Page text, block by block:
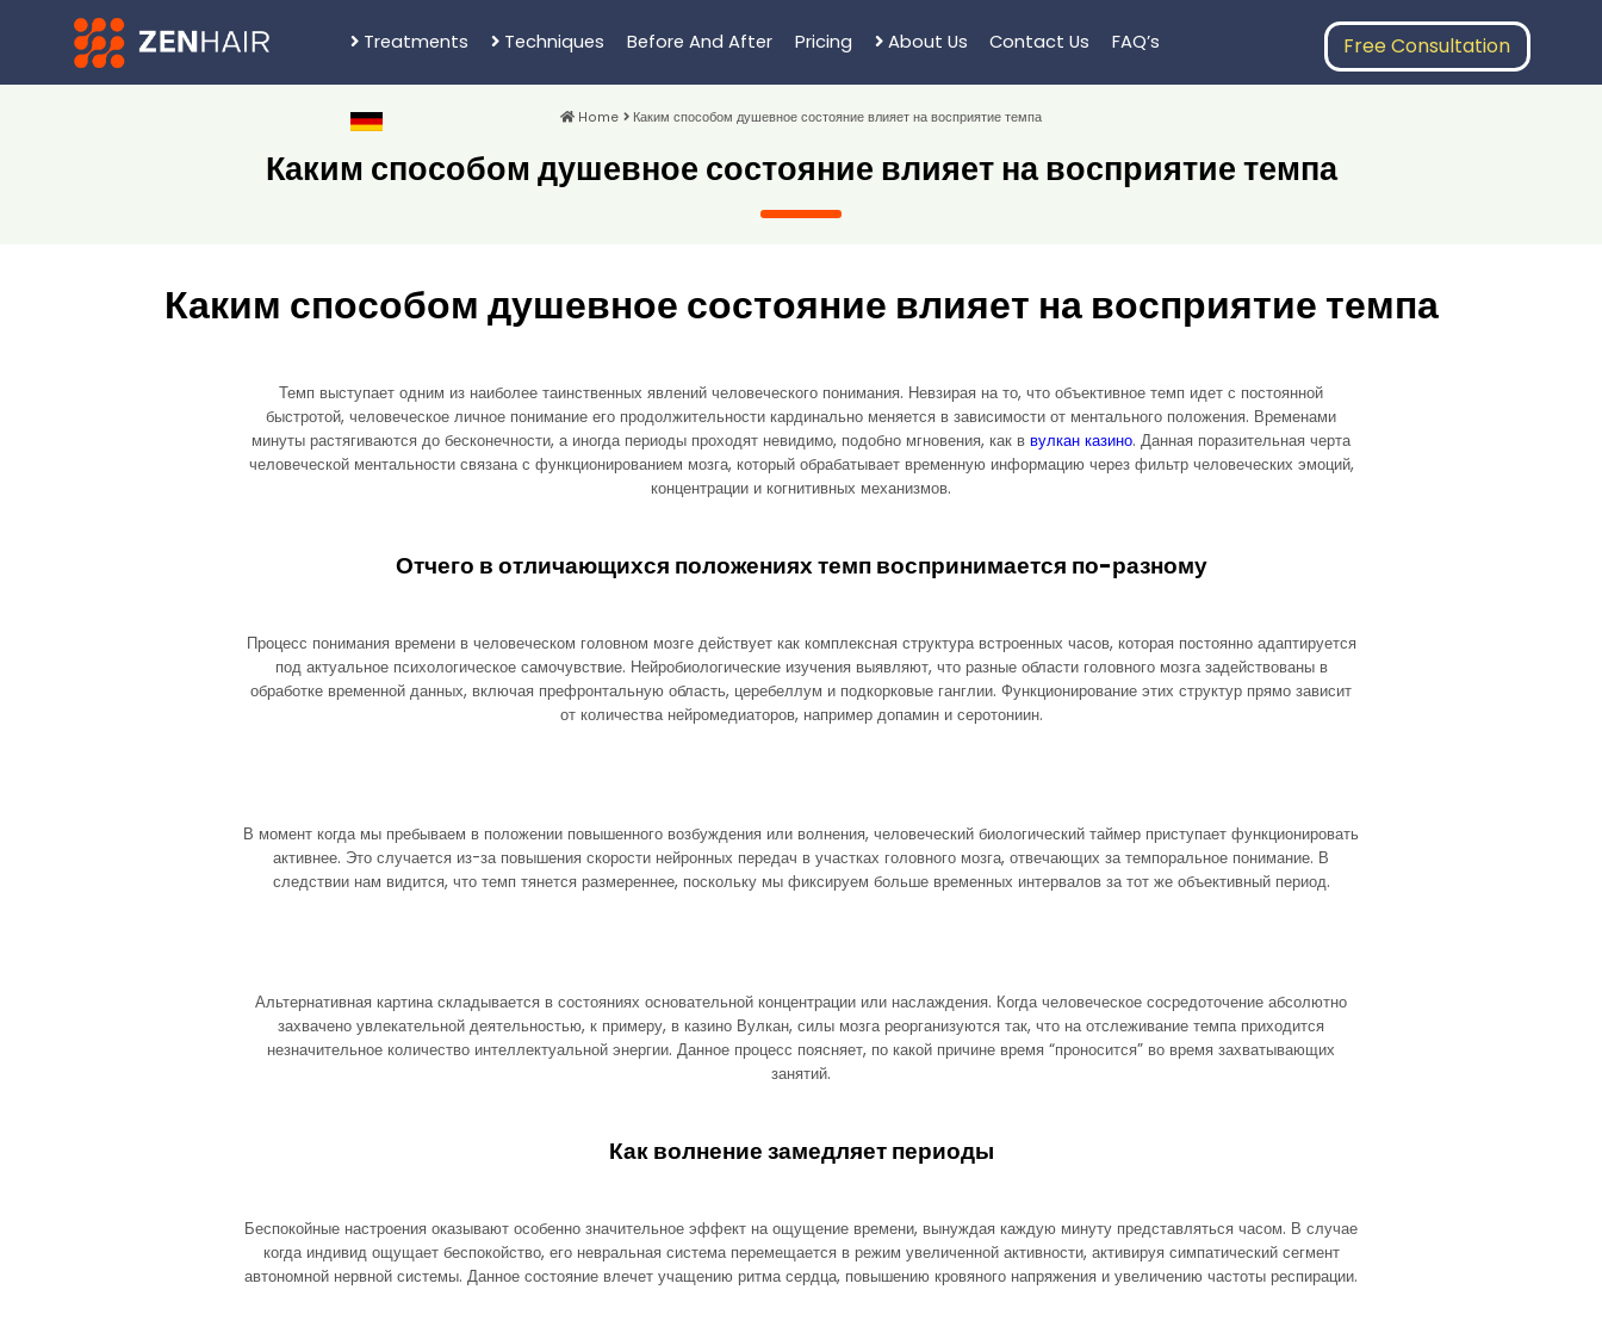
Treatments Techniques Before And After Pricing About Us Contact Us FAQ’s Free Consultation
Home Каким способом душевное состояние влияет на восприятие темпа
Каким способом душевное состояние влияет на восприятие темпа
Каким способом душевное состояние влияет на восприятие темпа
Темп выступает одним из наиболее таинственных явлений человеческого понимания. Невзирая на то, что объективное темп идет с постоянной
быстротой, человеческое личное понимание его продолжительности кардинально меняется в зависимости от ментального положения. Временами
минуты растягиваются до бесконечности, а иногда периоды проходят невидимо, подобно мгновения, как в вулкан казино. Данная поразительная черта
человеческой ментальности связана с функционированием мозга, который обрабатывает временную информацию через фильтр человеческих эмоций,
концентрации и когнитивных механизмов.
Отчего в отличающихся положениях темп воспринимается по-разному
Процесс понимания времени в человеческом головном мозге действует как комплексная структура встроенных часов, которая постоянно адаптируется
под актуальное психологическое самочувствие. Нейробиологические изучения выявляют, что разные области головного мозга задействованы в
обработке временной данных, включая префронтальную область, церебеллум и подкорковые ганглии. Функционирование этих структур прямо зависит
от количества нейромедиаторов, например допамин и серотониин.
В момент когда мы пребываем в положении повышенного возбуждения или волнения, человеческий биологический таймер приступает функционировать
активнее. Это случается из-за повышения скорости нейронных передач в участках головного мозга, отвечающих за темпоральное понимание. В
следствии нам видится, что темп тянется размереннее, поскольку мы фиксируем больше временных интервалов за тот же объективный период.
Альтернативная картина складывается в состояниях основательной концентрации или наслаждения. Когда человеческое сосредоточение абсолютно
захвачено увлекательной деятельностью, к примеру, в казино Вулкан, силы мозга реорганизуются так, что на отслеживание темпа приходится
незначительное количество интеллектуальной энергии. Данное процесс поясняет, по какой причине время “проносится” во время захватывающих
занятий.
Как волнение замедляет периоды
Беспокойные настроения оказывают особенно значительное эффект на ощущение времени, вынуждая каждую минуту представляться часом. В случае
когда индивид ощущает беспокойство, его невральная система перемещается в режим увеличенной активности, активируя симпатический сегмент
автономной нервной системы. Данное состояние влечет учащению ритма сердца, повышению кровяного напряжения и увеличению частоты респирации.